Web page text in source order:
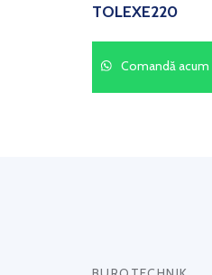
TOLEXE220
Comandă acum